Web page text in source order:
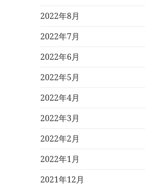
2022年8月
2022年7月
2022年6月
2022年5月
2022年4月
2022年3月
2022年2月
2022年1月
2021年12月